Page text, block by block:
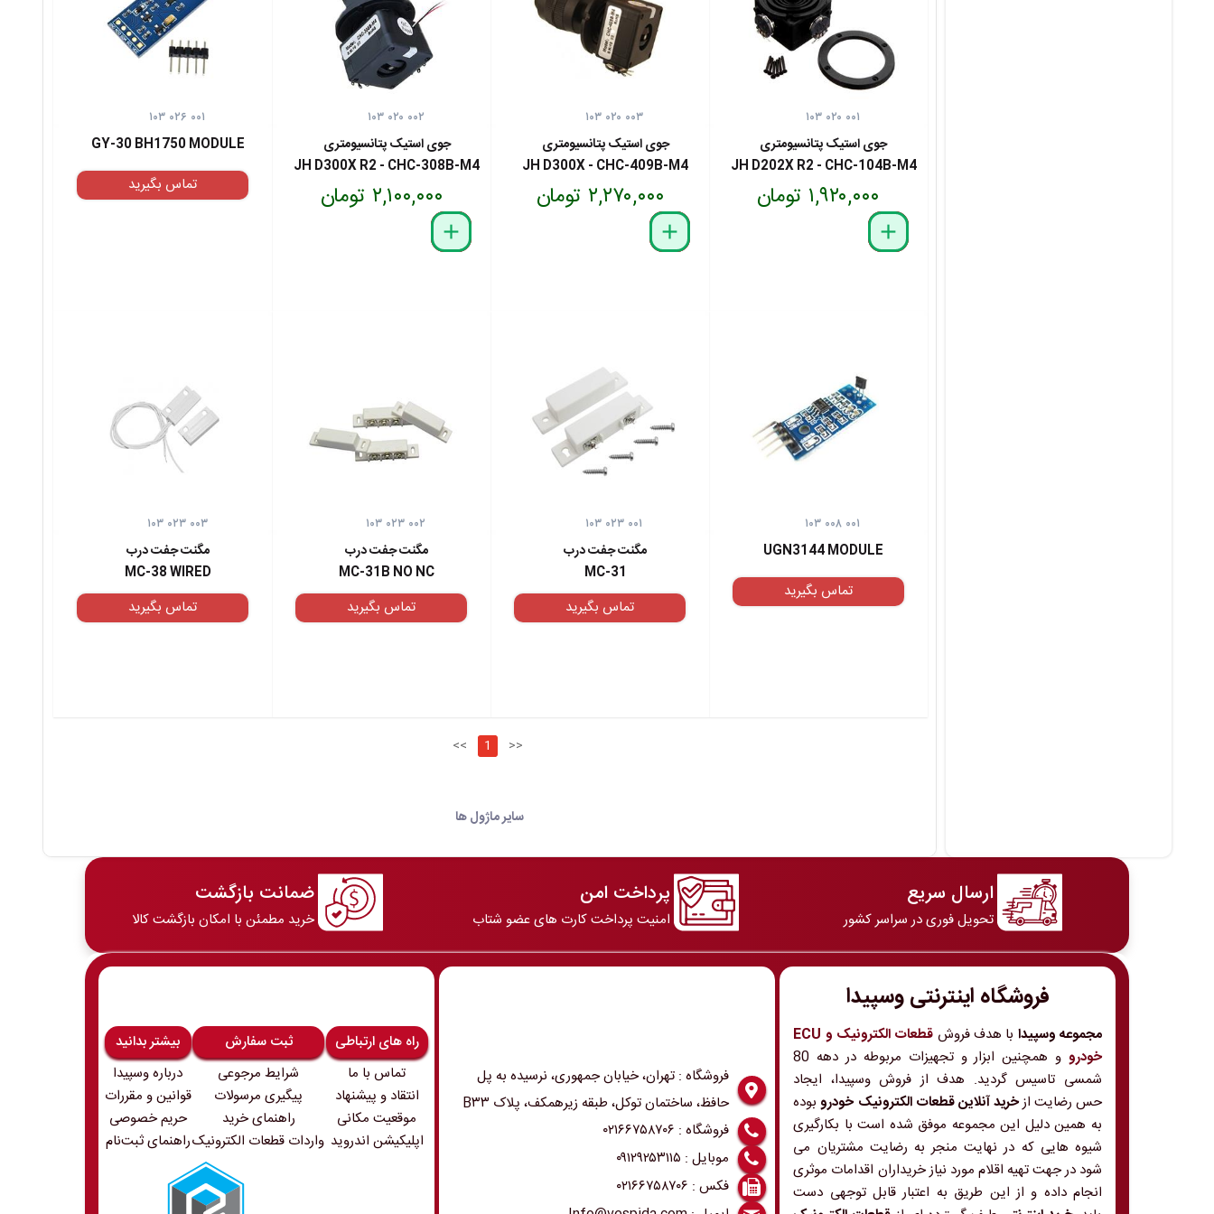
۱۰۳ ۰۲۰ ۰۰۱
جوی استیک پتانسیومتری
JH D202X R2 - CHC-104B-M4
۱,۹۲۰,۰۰۰ تومان
delete
remove
add
۱۰۳ ۰۲۰ ۰۰۳
جوی استیک پتانسیومتری
JH D300X - CHC-409B-M4
۲,۲۷۰,۰۰۰ تومان
delete
remove
add
۱۰۳ ۰۲۰ ۰۰۲
جوی استیک پتانسیومتری
JH D300X R2 - CHC-308B-M4
۲,۱۰۰,۰۰۰ تومان
delete
remove
add
۱۰۳ ۰۲۶ ۰۰۱
GY-30 BH1750 MODULE
تماس بگیرید
۱۰۳ ۰۰۸ ۰۰۱
UGN3144 MODULE
تماس بگیرید
۱۰۳ ۰۲۳ ۰۰۱
مگنت جفت درب
MC-31
تماس بگیرید
۱۰۳ ۰۲۳ ۰۰۲
مگنت جفت درب
MC-31B NO NC
تماس بگیرید
۱۰۳ ۰۲۳ ۰۰۳
مگنت جفت درب
MC-38 WIRED
تماس بگیرید
<< 1 >>
سایر ماژول ها
ارسال سریع
تحویل فوری در سراسر کشور
پرداخت امن
امنیت پرداخت کارت های عضو شتاب
ضمانت بازگشت
خرید مطمئن با امکان بازگشت کالا
فروشگاه اینترنتی وسپیدا
مجموعه وسپیدا با هدف فروش
قطعات الکترونیک و ECU
خودرو
و همچنین ابزار و تجهیزات مربوطه در دهه 80
شمسی تاسیس گردید. هدف از فروش وسپیدا، ایجاد
حس رضایت ازخرید آنلاین قطعات الکترونیک خودروبوده
به همین دلیل این مجموعه موفق شده است با بکارگیری
شیوه هایی که در نهایت منجر به رضایت مشتریان می
شود در جهت تهیه اقلام مورد نیاز خریداران اقدامات موثری
انجام داده و از این طریق به اعتبار قابل توجهی دست
فروشگاه : تهران، خیابان جمهوری، نرسیده به پل
حافظ، ساختمان توکل، طبقه زیرهمکف، پلاک B۳۳
فروشگاه : ۰۲۱۶۶۷۵۸۷۰۶
موبایل : ۰۹۱۲۹۲۵۳۱۱۵
فکس : ۰۲۱۶۶۷۵۸۷۰۶
راه های ارتباطی
تماس با ما
انتقاد و پیشنهاد
موقعیت مکانی
اپلیکیشن اندروید
ثبت سفارش
شرایط مرجوعی
پیگیری مرسولات
راهنمای خرید
واردات قطعات الکترونیک
بیشتر بدانید
درباره وسپیدا
قوانین و مقررات
حریم خصوصی
راهنمای ثبت‌نام